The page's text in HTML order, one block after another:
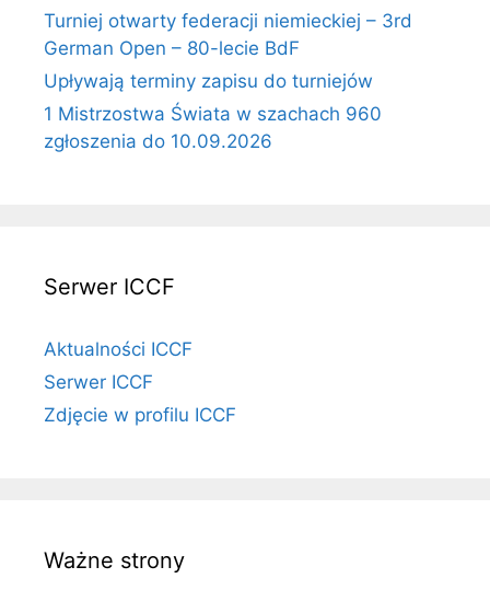
Turniej otwarty federacji niemieckiej – 3rd
German Open – 80-lecie BdF
Upływają terminy zapisu do turniejów
1 Mistrzostwa Świata w szachach 960
zgłoszenia do 10.09.2026
Serwer ICCF
Aktualności ICCF
Serwer ICCF
Zdjęcie w profilu ICCF
Ważne strony